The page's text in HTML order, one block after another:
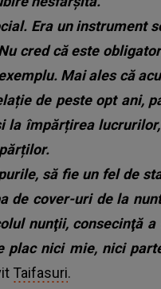
Era un instrument
cred că este
Mai ales că
de peste opt ani,
la împărțirea
să fie un fel de
de cover-uri de la
nunţii, consecinţă
plac nici mie, nici
Taifasuri.